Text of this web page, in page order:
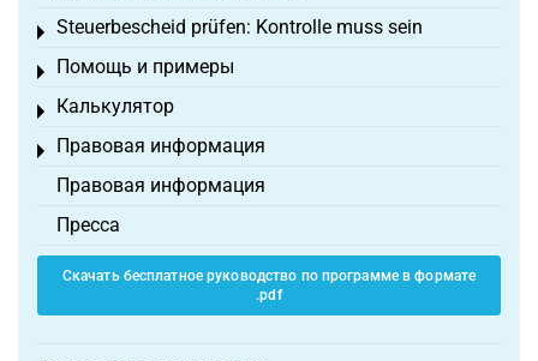
Steuerbescheid prüfen: Kontrolle muss sein
Toggle menu
Помощь и примеры
Toggle menu
Калькулятор
Toggle menu
Правовая информация
Toggle menu
Правовая информация
Пресса
Скачать бесплатное руководство по программе в формате
.pdf